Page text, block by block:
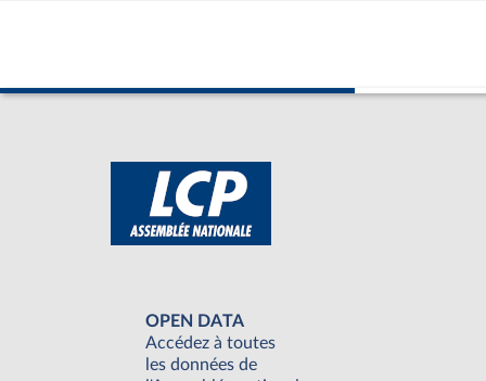
OPEN DATA
Accédez à toutes
les données de